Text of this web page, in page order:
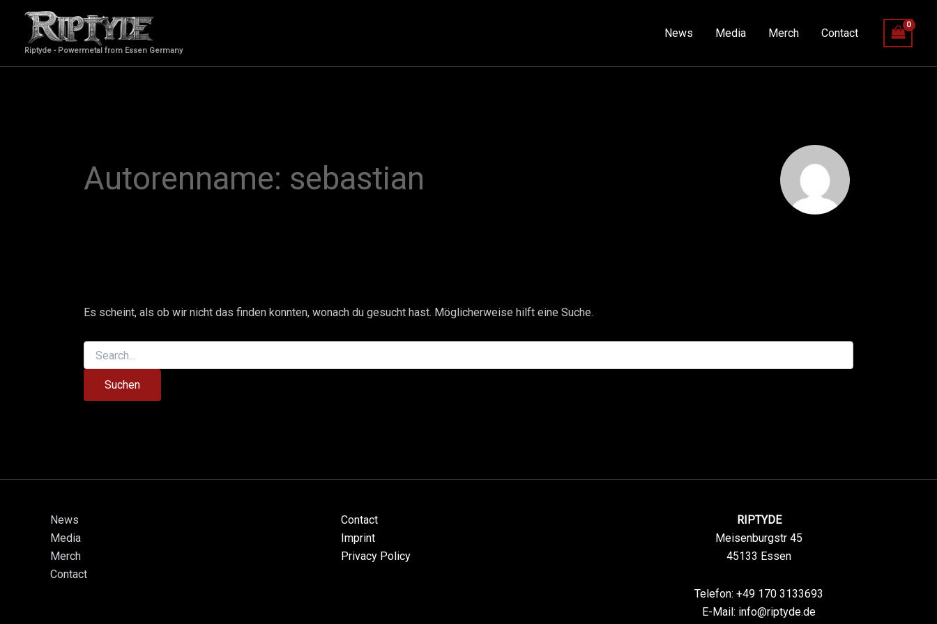
springenRiptyde - Powermetal from Essen Germany
News Media Merch Contact
Autorenname: sebastian
Es scheint, als ob wir nicht das finden konnten, wonach du gesucht hast. Möglicherweise hilft eine Suche.
nach:
News
Media
Merch
Contact
Contact
Imprint
Privacy Policy
RIPTYDE
Meisenburgstr 45
45133 Essen
Telefon: +49 170 3133693
E-Mail: info@riptyde.de